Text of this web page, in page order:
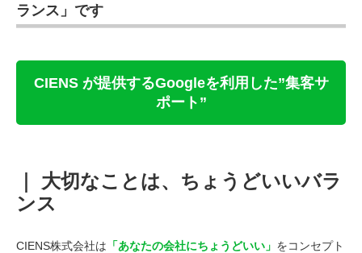
ランス」です
CIENS が提供するGoogleを利用した”集客サ
ポート”
｜ 大切なことは、ちょうどいいバラ
ンス
CIENS株式会社は 「あなたの会社にちょうどいい」 をコンセプト